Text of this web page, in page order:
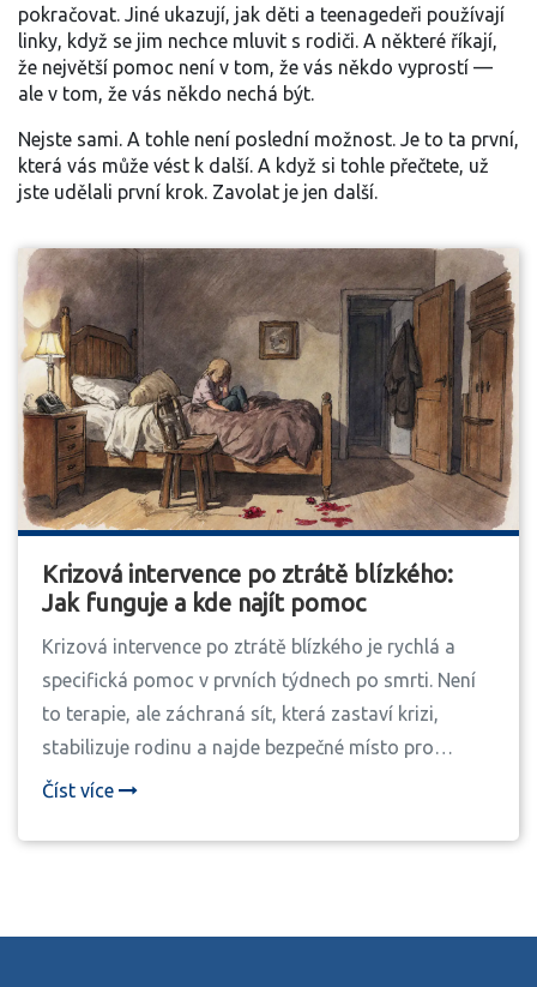
pokračovat. Jiné ukazují, jak děti a teenagedeři používají
linky, když se jim nechce mluvit s rodiči. A některé říkají,
že největší pomoc není v tom, že vás někdo vyprostí —
ale v tom, že vás někdo nechá být.
Nejste sami. A tohle není poslední možnost. Je to ta první,
která vás může vést k další. A když si tohle přečtete, už
jste udělali první krok. Zavolat je jen další.
Krizová intervence po ztrátě blízkého:
Jak funguje a kde najít pomoc
Krizová intervence po ztrátě blízkého je rychlá a
specifická pomoc v prvních týdnech po smrti. Není
to terapie, ale záchraná sít, která zastaví krizi,
stabilizuje rodinu a najde bezpečné místo pro
truchlení. V Česku existují jen některé služby, které
Číst více